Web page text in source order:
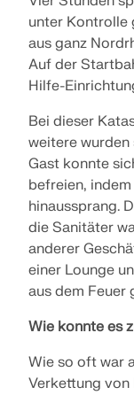
unter Kontrolle
aus ganz
Auf der
Hilfe-
Bei dieser
weitere
Gast konnte
befreien,
hinaussprang.
die Sanitäter
anderer
einer Lounge
aus dem Feuer
Wie konnte es
Wie so oft war
Verkettung von